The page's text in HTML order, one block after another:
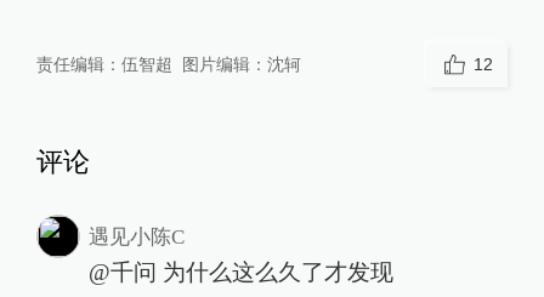
责任编辑： 伍智超 图片编辑： 沈轲 12
评论
遇见小陈C
@千问 为什么这么久了才发现